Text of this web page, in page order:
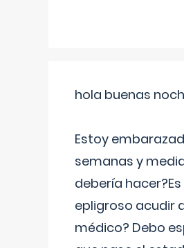
hola buenas
Estoy
semanas y
debería hacer?Es
epligroso acudir
médico? Debo